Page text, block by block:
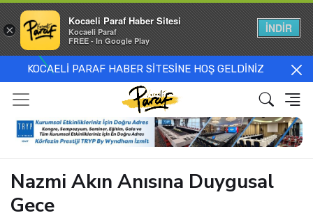
KOCAELİ PARAF HABER SİTESİNE HOŞ GELDİNİZ
Nazmi Akın Anısına Duygusal
Gece
×
Kocaeli Paraf Haber Sitesi
Kocaeli Paraf
FREE - In Google Play
İNDİR